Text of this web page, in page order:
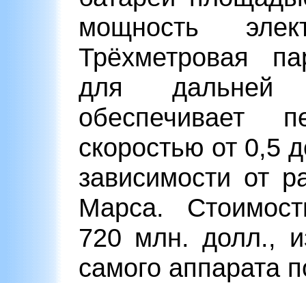
мощность
Трёхметровая
для дальней
обеспечивает
скоростью от 0,5
зависимости от
Марса.
720 млн. долл.,
самого аппарата